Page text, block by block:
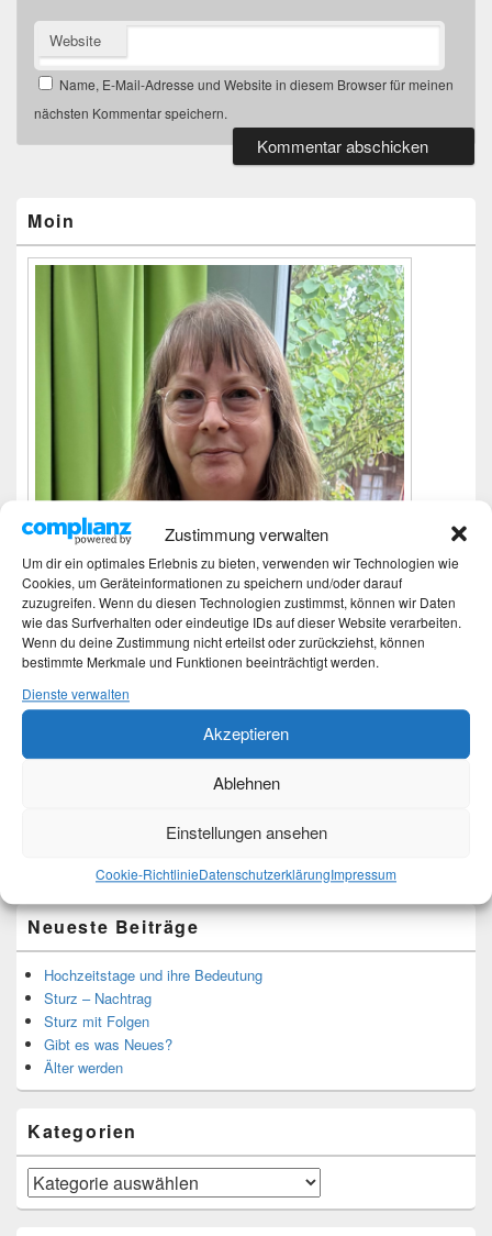
Zustimmung verwalten
Um dir ein optimales Erlebnis zu bieten, verwenden wir Technologien wie
Cookies, um Geräteinformationen zu speichern und/oder darauf
zuzugreifen. Wenn du diesen Technologien zustimmst, können wir Daten
wie das Surfverhalten oder eindeutige IDs auf dieser Website verarbeiten.
Wenn du deine Zustimmung nicht erteilst oder zurückziehst, können
bestimmte Merkmale und Funktionen beeinträchtigt werden.
Dienste verwalten
Akzeptieren
Ablehnen
Einstellungen ansehen
Cookie-RichtlinieDatenschutzerklärungImpressum
Website
Name, E-Mail-Adresse und Website in diesem Browser für meinen
nächsten Kommentar speichern.
Widgetbereich
Moin
Ich bin Martina und Autorin dieses Blogs.
Neueste Beiträge
Hochzeitstage und ihre Bedeutung
Sturz – Nachtrag
Sturz mit Folgen
Gibt es was Neues?
Älter werden
Kategorien
Kategorien